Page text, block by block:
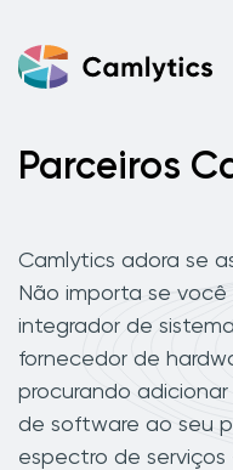
Parceiros
Camlytics adora se
Não importa se
integrador de
fornecedor de
procurando
de software ao seu
espectro de